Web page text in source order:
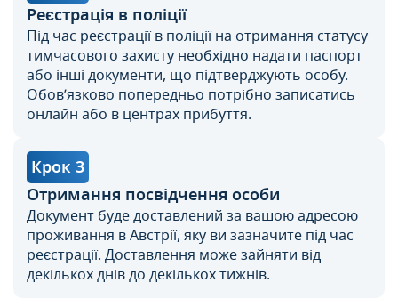
Реєстрація в поліції
Під час реєстрації в поліції на отримання статусу
тимчасового захисту необхідно надати паспорт
або інші документи, що підтверджують особу.
Обов’язково попередньо потрібно записатись
онлайн або в центрах прибуття.
Крок 3
Отримання посвідчення особи
Документ буде доставлений за вашою адресою
проживання в Австрії, яку ви зазначите під час
реєстрації. Доставлення може зайняти від
декількох днів до декількох тижнів.